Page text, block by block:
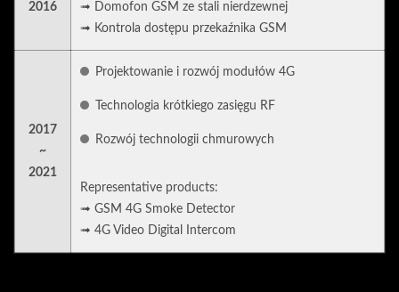
2016
➟ Domofon GSM ze stali nierdzewnej
➟ Kontrola dostępu przekaźnika GSM
2017
~
2021
Projektowanie i rozwój modułów 4G
Technologia krótkiego zasięgu RF
Rozwój technologii chmurowych
Representative products:
➟ GSM 4G Smoke Detector
➟ 4G Video Digital Intercom